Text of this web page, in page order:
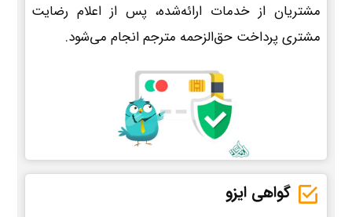
مشتریان از خدمات ارائه‌شده، پس از اعلام رضایت
مشتری پرداخت حق‌الزحمه مترجم انجام می‌شود.
گواهی ایزو